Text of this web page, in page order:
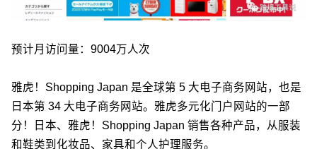
预计月访问量：9004万人次
雅虎！Shopping Japan 是全球第 5 大电子商务网站，也是
日本第 34 大电子商务网站。雅虎多元化门户网站的一部
分！日本、雅虎！Shopping Japan 销售各种产品，从服装
和鞋类到化妆品、家具和个人护理服务。